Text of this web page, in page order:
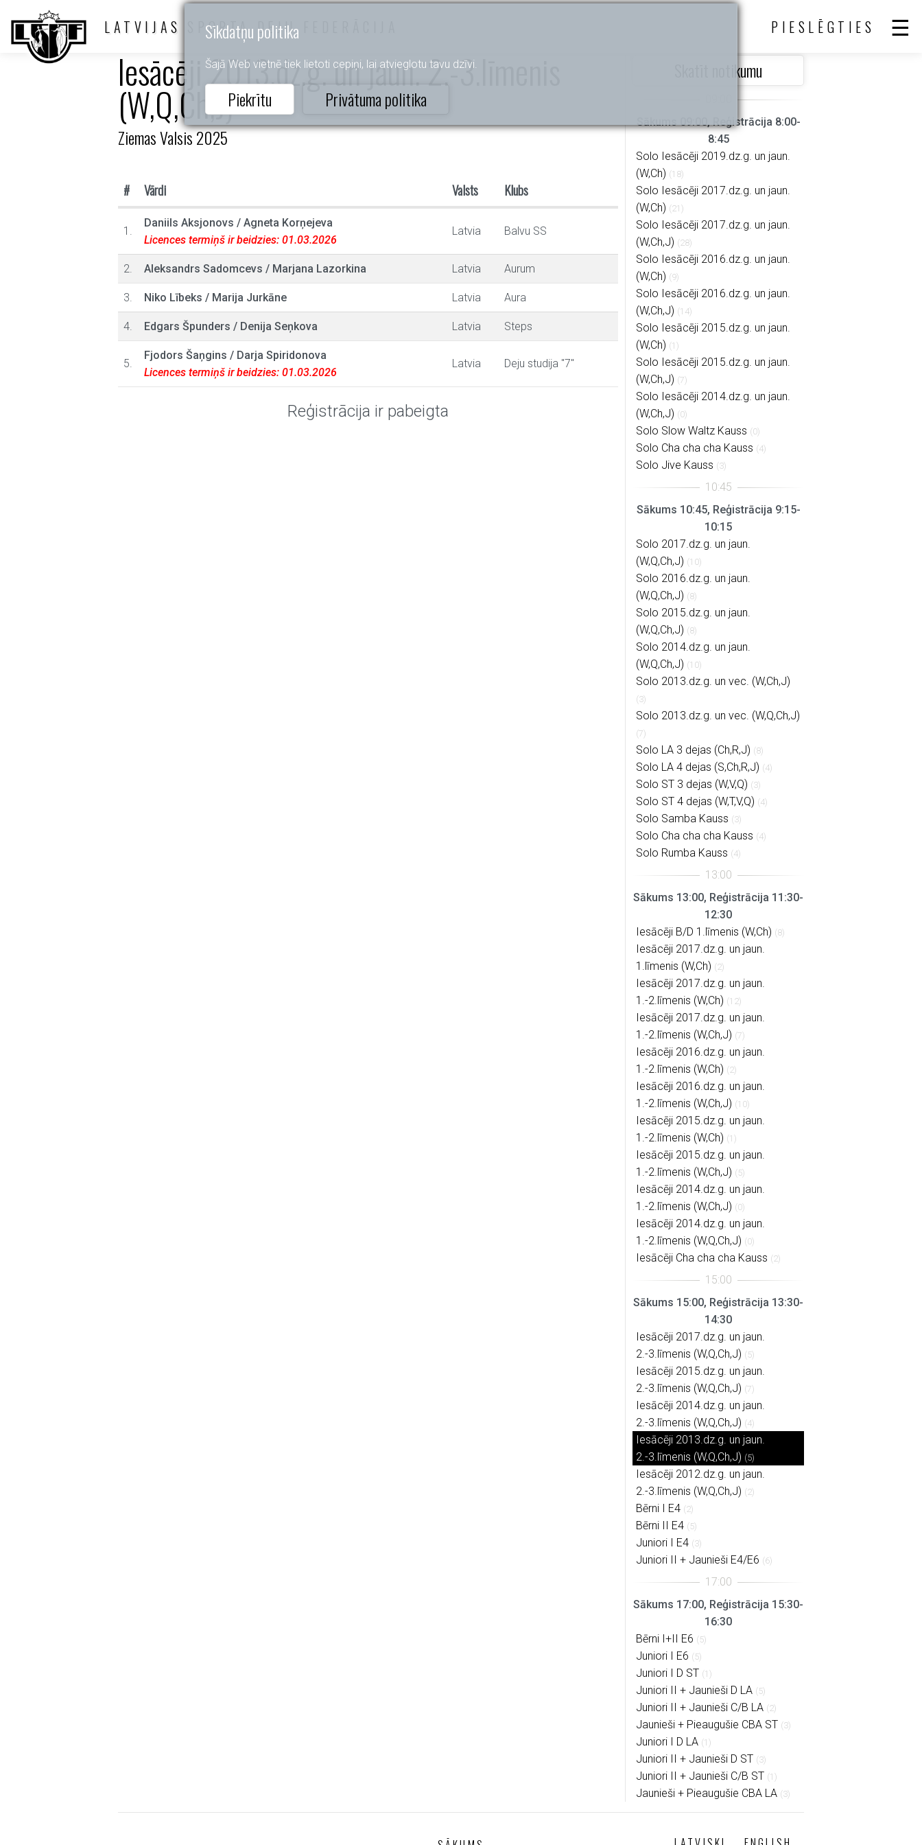
Sīkdatņu politika
Šajā Web vietnē tiek lietoti cepiņi, lai atvieglotu tavu dzīvi.
Piekrītu Privātuma politika
LATVIJAS SPORTA DEJU FEDERĀCIJA PIESLĒGTIES
Iesācēji 2013.dz.g. un jaun. 2.-3.līmenis
(W,Q,Ch,J)
Ziemas Valsis 2025
# Vārdi Valsts Klubs
1.
Daniils Aksjonovs / Agneta Korņejeva
Licences termiņš ir beidzies: 01.03.2026
Latvia Balvu SS
2. Aleksandrs Sadomcevs / Marjana Lazorkina Latvia Aurum
3. Niko Lībeks / Marija Jurkāne Latvia Aura
4. Edgars Špunders / Denija Seņkova Latvia Steps
5.
Fjodors Šaņgins / Darja Spiridonova
Licences termiņš ir beidzies: 01.03.2026
Latvia Deju studija "7"
Reģistrācija ir pabeigta
Skatīt notikumu
Sākums 09:00, Reģistrācija 8:00-
8:45
Solo Iesācēji 2019.dz.g. un jaun.
(W,Ch) (18)
Solo Iesācēji 2017.dz.g. un jaun.
(W,Ch) (21)
Solo Iesācēji 2017.dz.g. un jaun.
(W,Ch,J) (28)
Solo Iesācēji 2016.dz.g. un jaun.
(W,Ch) (9)
Solo Iesācēji 2016.dz.g. un jaun.
(W,Ch,J) (14)
Solo Iesācēji 2015.dz.g. un jaun.
(W,Ch) (1)
Solo Iesācēji 2015.dz.g. un jaun.
(W,Ch,J) (7)
Solo Iesācēji 2014.dz.g. un jaun.
(W,Ch,J) (0)
Solo Slow Waltz Kauss (0)
Solo Cha cha cha Kauss (4)
Solo Jive Kauss (3)
Sākums 10:45, Reģistrācija 9:15-
10:15
Solo 2017.dz.g. un jaun.
(W,Q,Ch,J) (10)
Solo 2016.dz.g. un jaun.
(W,Q,Ch,J) (8)
Solo 2015.dz.g. un jaun.
(W,Q,Ch,J) (8)
Solo 2014.dz.g. un jaun.
(W,Q,Ch,J) (10)
Solo 2013.dz.g. un vec. (W,Ch,J)
(3)
Solo 2013.dz.g. un vec. (W,Q,Ch,J)
(7)
Solo LA 3 dejas (Ch,R,J) (8)
Solo LA 4 dejas (S,Ch,R,J) (4)
Solo ST 3 dejas (W,V,Q) (3)
Solo ST 4 dejas (W,T,V,Q) (4)
Solo Samba Kauss (3)
Solo Cha cha cha Kauss (4)
Solo Rumba Kauss (4)
Sākums 13:00, Reģistrācija 11:30-
12:30
Iesācēji B/D 1.līmenis (W,Ch) (8)
Iesācēji 2017.dz.g. un jaun.
1.līmenis (W,Ch) (2)
Iesācēji 2017.dz.g. un jaun.
1.-2.līmenis (W,Ch) (12)
Iesācēji 2017.dz.g. un jaun.
1.-2.līmenis (W,Ch,J) (7)
Iesācēji 2016.dz.g. un jaun.
1.-2.līmenis (W,Ch) (2)
Iesācēji 2016.dz.g. un jaun.
1.-2.līmenis (W,Ch,J) (10)
Iesācēji 2015.dz.g. un jaun.
1.-2.līmenis (W,Ch) (1)
Iesācēji 2015.dz.g. un jaun.
1.-2.līmenis (W,Ch,J) (5)
Iesācēji 2014.dz.g. un jaun.
1.-2.līmenis (W,Ch,J) (0)
Iesācēji 2014.dz.g. un jaun.
1.-2.līmenis (W,Q,Ch,J) (0)
Iesācēji Cha cha cha Kauss (2)
Sākums 15:00, Reģistrācija 13:30-
14:30
Iesācēji 2017.dz.g. un jaun.
2.-3.līmenis (W,Q,Ch,J) (5)
Iesācēji 2015.dz.g. un jaun.
2.-3.līmenis (W,Q,Ch,J) (7)
Iesācēji 2014.dz.g. un jaun.
2.-3.līmenis (W,Q,Ch,J) (4)
Iesācēji 2013.dz.g. un jaun.
2.-3.līmenis (W,Q,Ch,J) (5)
Iesācēji 2012.dz.g. un jaun.
2.-3.līmenis (W,Q,Ch,J) (2)
Bērni I E4 (2)
Bērni II E4 (5)
Juniori I E4 (3)
Juniori II + Jaunieši E4/E6 (6)
Sākums 17:00, Reģistrācija 15:30-
16:30
Bērni I+II E6 (5)
Juniori I E6 (5)
Juniori I D ST (1)
Juniori II + Jaunieši D LA (5)
Juniori II + Jaunieši C/B LA (2)
Jaunieši + Pieaugušie CBA ST (3)
Juniori I D LA (1)
Juniori II + Jaunieši D ST (3)
Juniori II + Jaunieši C/B ST (1)
Jaunieši + Pieaugušie CBA LA (3)